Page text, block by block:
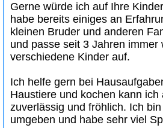
Gerne würde ich auf Ihre
habe bereits einiges an
kleinen Bruder und anderen
und passe seit 3 Jahren immer
verschiedene Kinder auf.
Ich helfe gern bei
Haustiere und kochen kann ich
zuverlässig und fröhlich. Ich
umgeben und habe sehr viel